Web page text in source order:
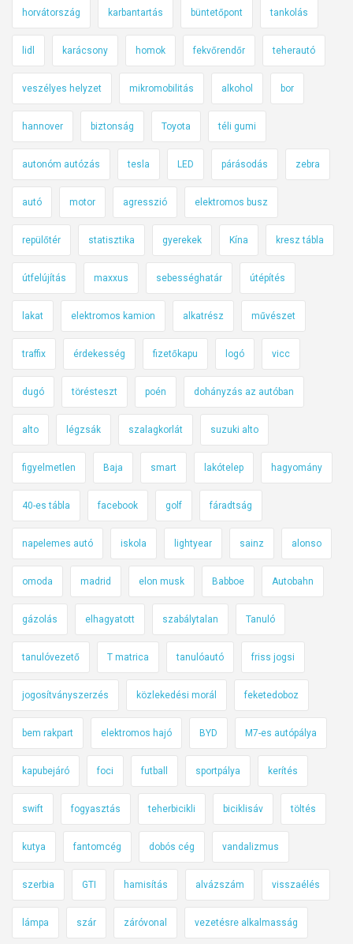
horvátország karbantartás büntetőpont tankolás
lidl karácsony homok fekvőrendőr teherautó
veszélyes helyzet mikromobilitás alkohol bor
hannover biztonság Toyota téli gumi
autonóm autózás tesla LED párásodás zebra
autó motor agresszió elektromos busz
repülőtér statisztika gyerekek Kína kresz tábla
útfelújítás maxxus sebességhatár útépítés
lakat elektromos kamion alkatrész művészet
traffix érdekesség fizetőkapu logó vicc
dugó törésteszt poén dohányzás az autóban
alto légzsák szalagkorlát suzuki alto
figyelmetlen Baja smart lakótelep hagyomány
40-es tábla facebook golf fáradtság
napelemes autó iskola lightyear sainz alonso
omoda madrid elon musk Babboe Autobahn
gázolás elhagyatott szabálytalan Tanuló
tanulóvezető T matrica tanulóautó friss jogsi
jogosítványszerzés közlekedési morál feketedoboz
bem rakpart elektromos hajó BYD M7-es autópálya
kapubejáró foci futball sportpálya kerítés
swift fogyasztás teherbicikli biciklisáv töltés
kutya fantomcég dobós cég vandalizmus
szerbia GTI hamisítás alvázszám visszaélés
lámpa szár záróvonal vezetésre alkalmasság